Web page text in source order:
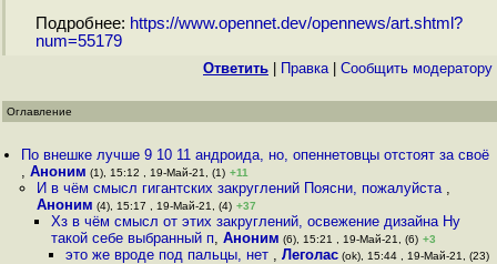
Подробнее: https://www.opennet.dev/opennews/art.shtml?
num=55179
Ответить Правка| Cообщить модератору
Оглавление
По внешке лучше 9 10 11 андроида, но, опеннетовцы отстоят за своё
,Аноним (1), 15:12 , 19-Май-21, (1) +11
И в чём смысл гигантских закруглений Поясни, пожалуйста ,
Аноним (4), 15:17 , 19-Май-21, (4) +37
Хз в чём смысл от этих закруглений, освежение дизайна Ну
такой себе выбранный п, Аноним (6), 15:21 , 19-Май-21, (6) +3
это же вроде под пальцы, нет ,Леголас (ok), 15:44 , 19-Май-21, (23)